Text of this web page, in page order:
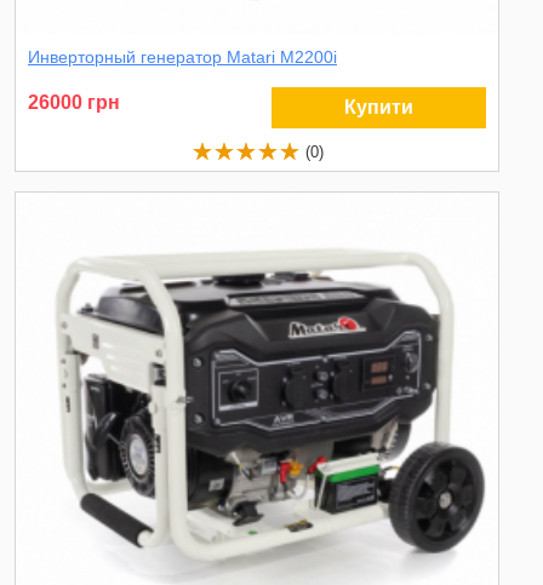
Инверторный генератор Matari M2200i
26000 грн Купити
(0)